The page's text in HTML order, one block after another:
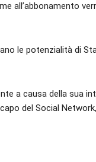
all’abbonamento
le potenzialità di
a causa della sua
del Social